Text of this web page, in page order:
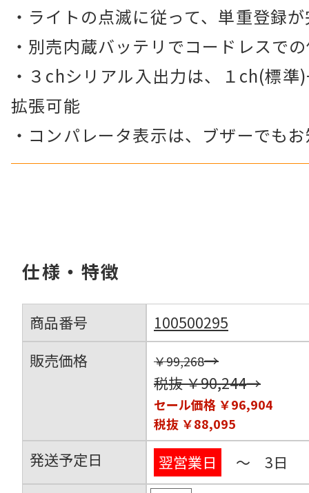
・ライトの点滅に従って、単重登録
・別売内蔵バッテリでコードレスで
・３chシリアル入出力は、１ch(標
拡張可能
・コンパレータ表示は、ブザーでも
仕様・特徴
商品番号
100500295
販売価格
￥99,268→
税抜 ￥90,244→
セール価格 ￥96,904
税抜 ￥88,095
発送予定日 翌営業日 ～ 3日